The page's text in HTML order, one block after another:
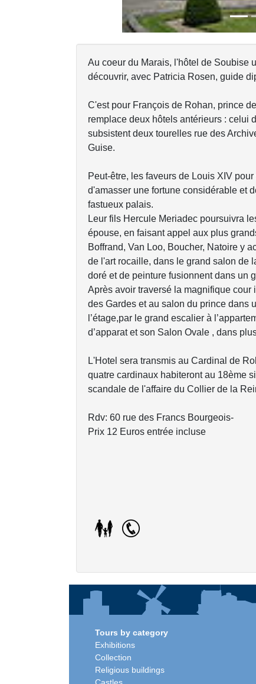
Au coeur du Marais, l'hôtel de Soubise
découvrir, avec Patricia Rosen, guide
C'est pour François de Rohan, prince
remplace deux hôtels antérieurs : celui
subsistent deux tourelles rue des
Guise.
Peut-être, les faveurs de Louis XIV
d'amasser une fortune considérable et
fastueux palais.
Leur fils Hercule Meriadec poursuivra
épouse, en faisant appel aux plus
Boffrand, Van Loo, Boucher, Natoire y
de l'art rocaille, dans le grand salon de
doré et de peinture fusionnent dans un
Après avoir traversé la magnifique
des Gardes et au salon du prince dans
l’étage,par le grand escalier à
d’apparat et son Salon Ovale , dans
L'Hotel sera transmis au Cardinal de
quatre cardinaux habiteront au 18ème
scandale de l'affaire du Collier de la
Rdv: 60 rue des Francs Bourgeois-
Prix 12 Euros entrée incluse
Tours by category
Exhibitions
Collection
Religious buildings